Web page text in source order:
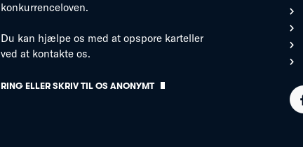
konkurrenceloven.
Du kan hjælpe os med at opspore karteller
ved at kontakte os.
RING ELLER SKRIV TIL OS ANONYMT